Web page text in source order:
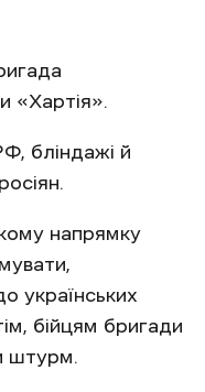
«Хартія».
бліндажі й
напрямку
українських
бійцям бригади
штурм.